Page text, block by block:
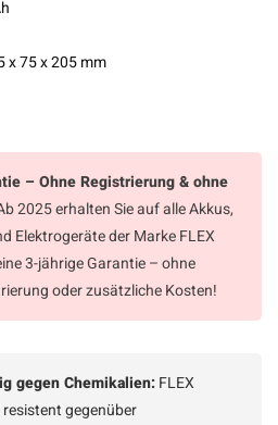
x 75 x 205 mm
– Ohne Registrierung & ohne
2025 erhalten Sie auf alle Akkus,
Elektrogeräte der Marke FLEX
3-jährige Garantie – ohne
oder zusätzliche Kosten!
gegen Chemikalien: FLEX
gegenüber